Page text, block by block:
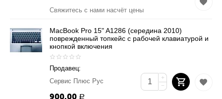
Свяжитесь с нами насчёт цены
MacBook Pro 15" A1286 (середина 2010)
поврежденный топкейс с рабочей клавиатурой и
кнопкой включения
Продавец:
Сервис Плюс Рус
900.00 Р
+
−